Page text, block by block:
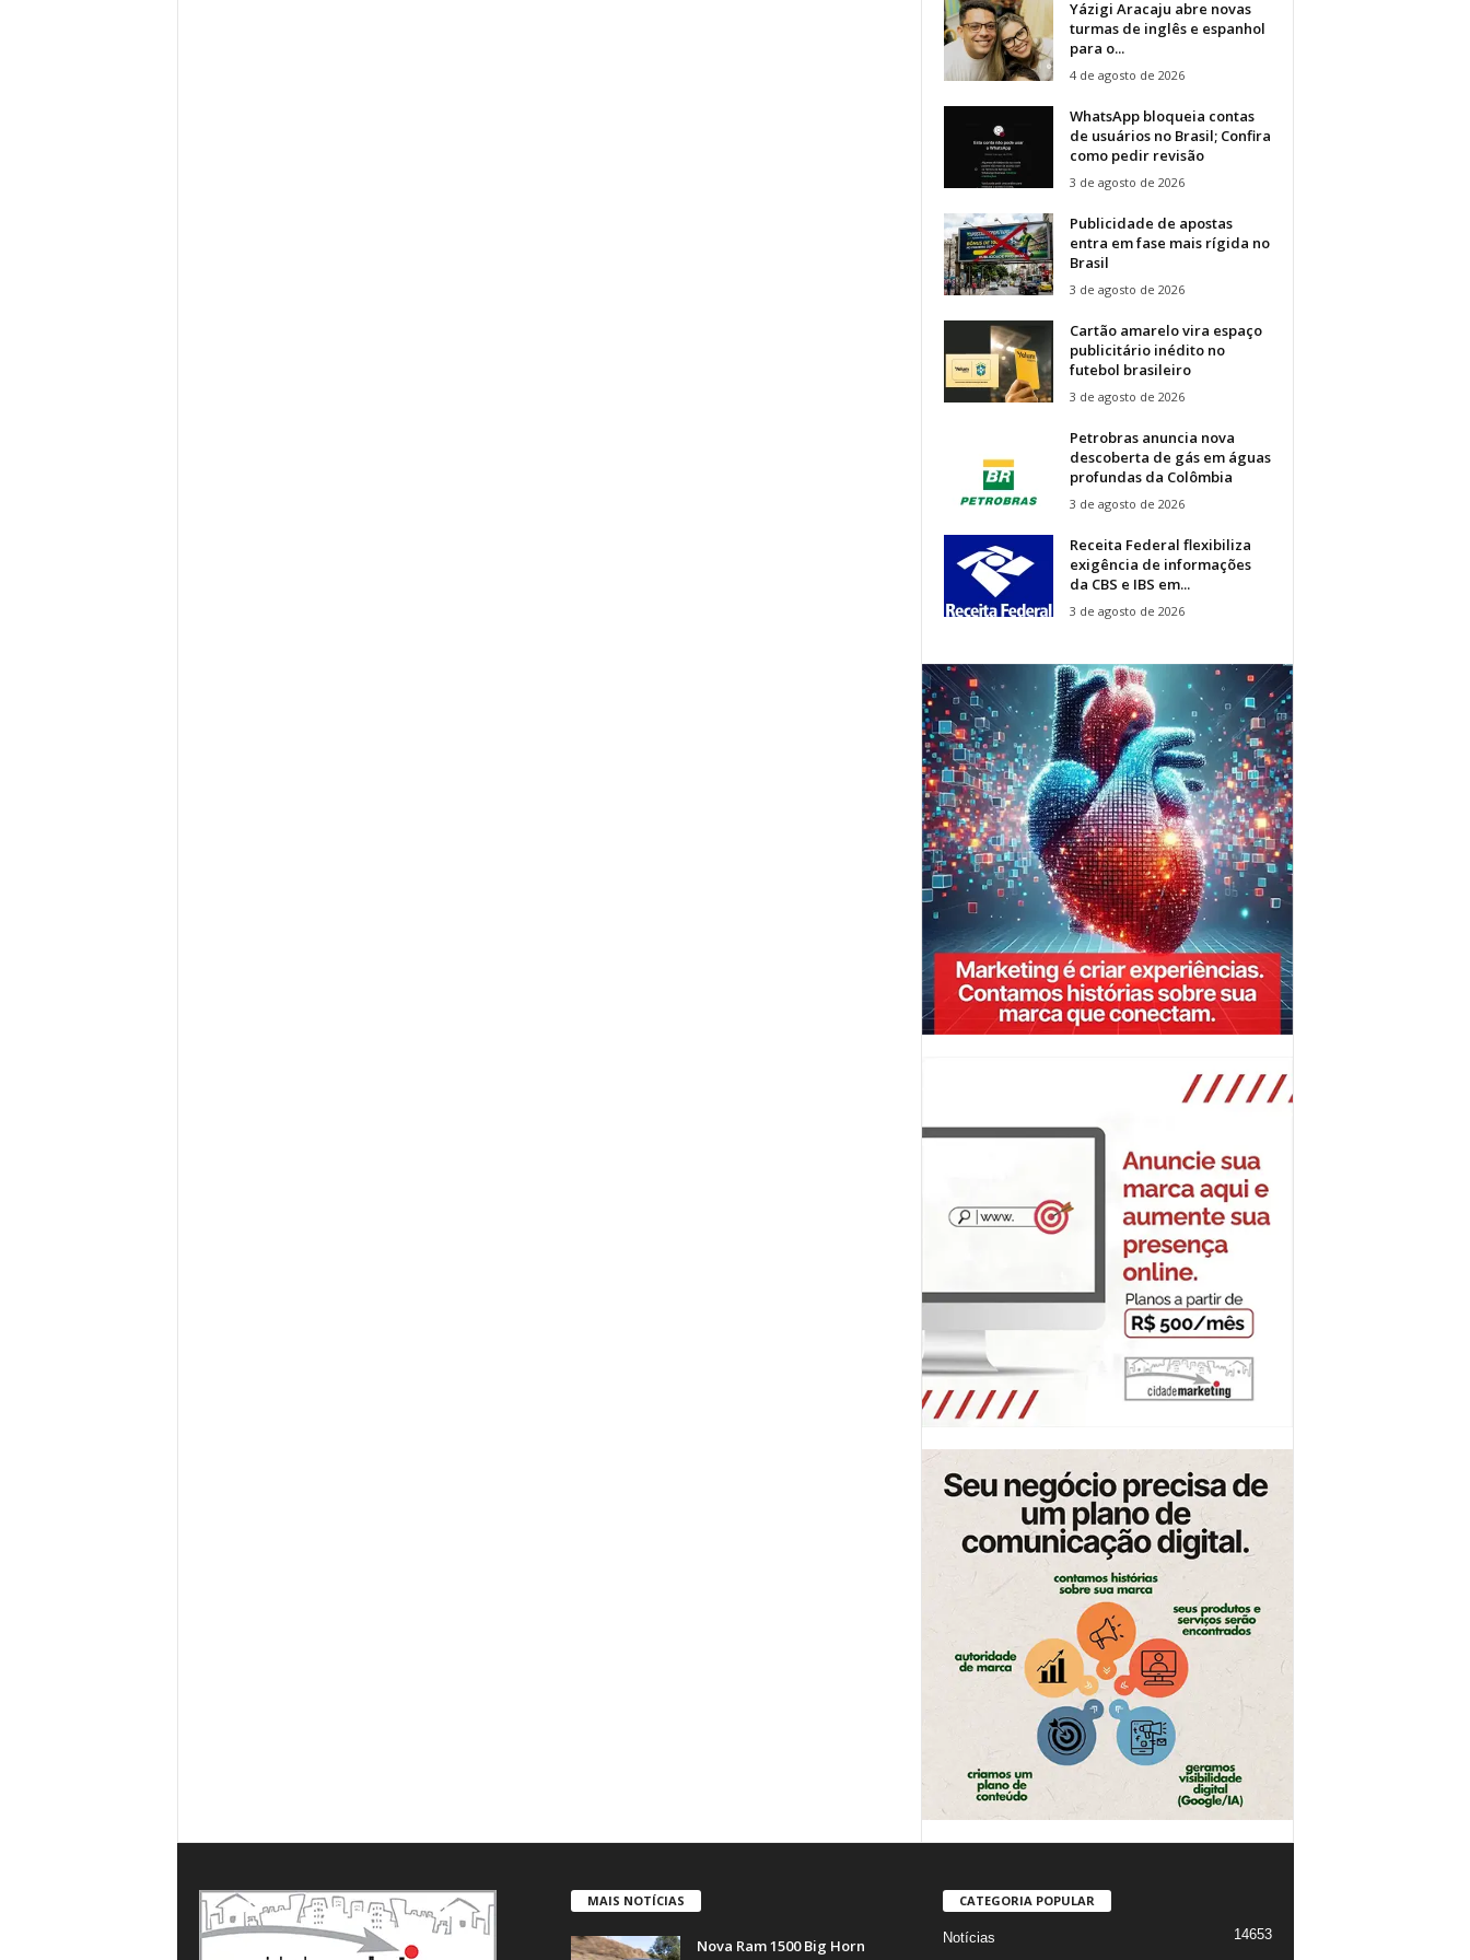
Yázigi Aracaju abre novas
turmas de inglês e espanhol
para o...
4 de agosto de 2026
WhatsApp bloqueia contas
de usuários no Brasil; Confira
como pedir revisão
3 de agosto de 2026
Publicidade de apostas
entra em fase mais rígida no
Brasil
3 de agosto de 2026
Cartão amarelo vira espaço
publicitário inédito no
futebol brasileiro
3 de agosto de 2026
Petrobras anuncia nova
descoberta de gás em águas
profundas da Colômbia
3 de agosto de 2026
Receita Federal flexibiliza
exigência de informações
da CBS e IBS em...
3 de agosto de 2026
MAIS NOTÍCIAS
Nova Ram 1500 Big Horn
CATEGORIA POPULAR
Notícias
14653